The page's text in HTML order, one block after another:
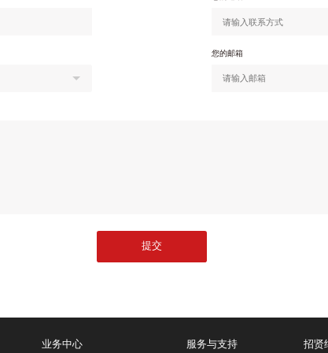
您的邮箱
提交
业务中心 服务与支持 招贤